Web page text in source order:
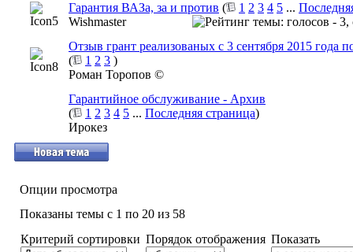
Гарантия ВАЗа, за и против ( 1 2 3 4 5 ...
Wishmaster
Отзыв грант реализованых с 3 сентября 2015 года
(
1 2 3 )
Роман Торопов ©
Гарантийное обслуживание - Архив
(
1 2 3 4 5 ... Последняя страница)
Ирокез
Опции просмотра
Показаны темы с 1 по 20 из 58
Критерий сортировки Порядок отображения Показать